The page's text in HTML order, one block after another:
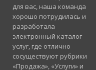
для вас, наша команда
хорошо потрудилась и
разработала
электронный каталог
услуг, где отлично
сосуществуют рубрики
«Продажа», «Услуги» и